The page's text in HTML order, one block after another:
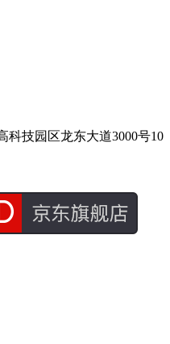
科技园区龙东大道3000号10